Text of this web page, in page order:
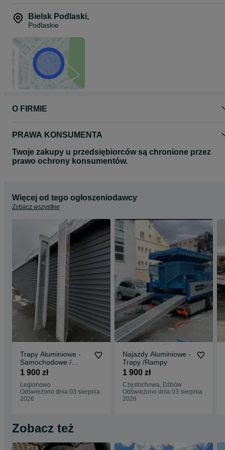
Bielsk Podlaski,
Podlaskie
O FIRMIE
PRAWA KONSUMENTA
Twoje zakupy u przedsiębiorców są chronione przez
prawo ochrony konsumentów.
Więcej od tego ogłoszeniodawcy
Zobacz wszystkie
Trapy Aluminiowe -
Samochodowe /
Rampy / Najzady
1 900 zł
Legionowo
Odświeżono dnia 03 sierpnia
2026
Najazdy Aluminiowe -
Trapy /Rampy
1 900 zł
Częstochowa, Dźbów
Odświeżono dnia 03 sierpnia
2026
Zobacz też